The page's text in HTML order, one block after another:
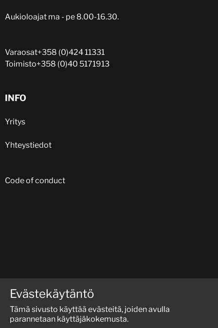
Aukioloajat ma - pe 8.00-16.30.
Varaosat+358 (0)424 11331
Toimisto+358 (0)40 5171913
INFO
Yritys
Yhteystiedot
Code of conduct
Evästekäytäntö
Tämä sivusto käyttää evästeitä, joiden avulla
parannetaan käyttäjäkokemusta.